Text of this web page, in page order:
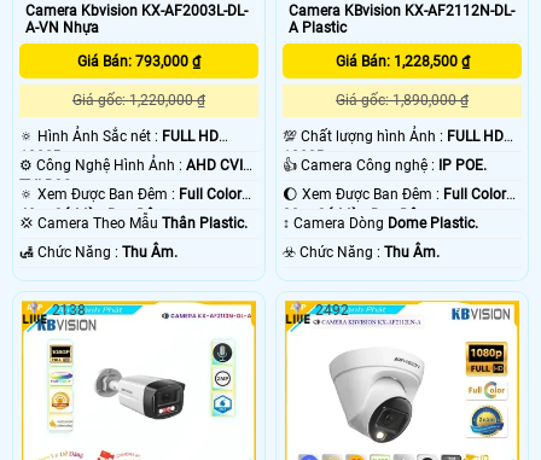
Camera Kbvision KX-AF2003L-DL-
A-VN Nhựa
Giá Bán: 793,000 ₫
Giá gốc: 1,220,000 ₫
🔅 Hình Ảnh Sắc nét : FULL HD
1080P .
⚙ Công Nghệ Hình Ảnh : AHD CVI
TVI BCS.
🔅 Xem Được Ban Đêm : Full Color
40m Có Màu Ban Ðêm.
💢 Camera Theo Mẫu Thân Plastic.
️🛃 Chức Năng : Thu Âm.
Camera KBvision KX-AF2112N-DL-
A Plastic
Giá Bán: 1,228,500 ₫
Giá gốc: 1,890,000 ₫
💯 Chất lượng hình Ảnh : FULL HD
1080P .
👍 Camera Công nghệ :
IP POE.
🌔 Xem Được Ban Đêm : Full Color
30m Có Màu Ban Ðêm.
↕️ Camera Dòng Dome Plastic.
️☣️ Chức Năng :Thu Âm.
2138 2492